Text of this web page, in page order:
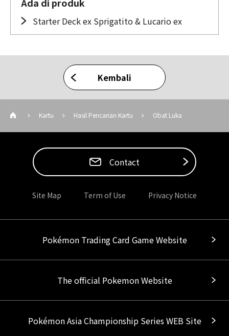
Starter Deck ex Sprigatito & Lucario ex
Kembali
Kartu Hasil Pencarian Kartu Obat Luka
Contact
Site Map Term of Use Privacy Notice
Pokémon Trading Card Game Website
The official Pokemon Website
Pokémon Asia Championship Series WEB Site